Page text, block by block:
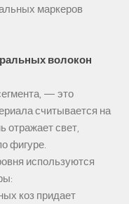
маркеров
волокон
— это
считывается на
отражает свет,
фигуре.
используются
коз придает